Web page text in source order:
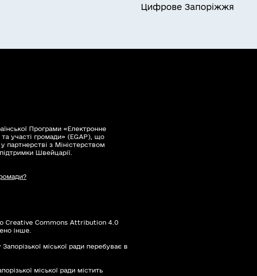
Цифрове Запоріжжя
Програми «Електронне
та участі громади» (EGAP), що
партнерстві з Міністерством
Швейцарії.
Creative Commons Attribution 4.0
інше.
міської ради перебуває в
міської ради містить